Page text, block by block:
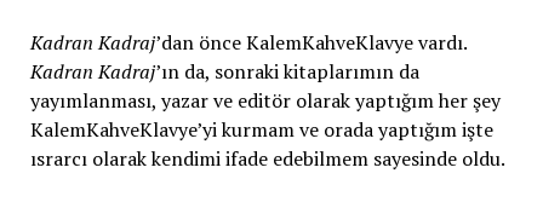
Kadran Kadraj’dan önce KalemKahveKlavye vardı.
Kadran Kadraj’ın da, sonraki kitaplarımın da
yayımlanması, yazar ve editör olarak yaptığım her şey
KalemKahveKlavye’yi kurmam ve orada yaptığım işte
ısrarcı olarak kendimi ifade edebilmem sayesinde oldu.